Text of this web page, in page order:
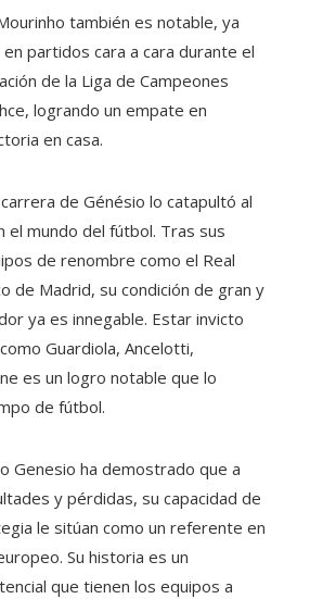
también es notable, ya
partidos cara a cara durante el
de la Liga de Campeones
logrando un empate en
en casa.
de Génésio lo catapultó al
el mundo del fútbol. Tras sus
de renombre como el Real
de Madrid, su condición de gran y
ya es innegable. Estar invicto
Guardiola, Ancelotti,
es un logro notable que lo
de fútbol.
Genesio ha demostrado que a
y pérdidas, su capacidad de
le sitúan como un referente en
Su historia es un
que tienen los equipos a